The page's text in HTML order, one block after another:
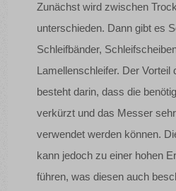
Zunächst wird zwischen
unterschieden. Dann gibt es
Schleifbänder,
Lamellenschleifer. Der Vorteil
besteht darin, dass die
verkürzt und das Messer
verwendet werden können.
kann jedoch zu einer hohen
führen, was diesen auch